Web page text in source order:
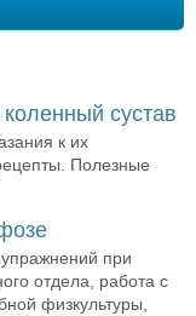
сустав
к их
Полезные
при
отдела, работа с
физкультуры,